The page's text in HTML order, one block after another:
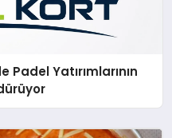
Padel Yatırımlarının